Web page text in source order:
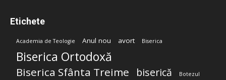
Etichete
Academia de Teologie Anul nou avort Biserica
Biserica Ortodoxă
Biserica Sfânta Treime biserică Botezul